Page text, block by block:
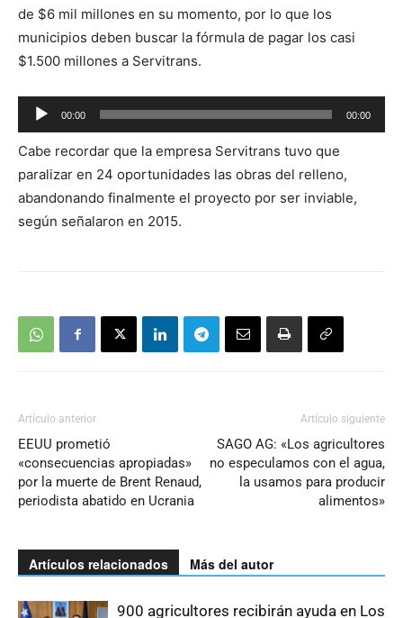
de $6 mil millones en su momento, por lo que los
municipios deben buscar la fórmula de pagar los casi
$1.500 millones a Servitrans.
Reproductor
de
audio
00:00 00:00
Cabe recordar que la empresa Servitrans tuvo que
paralizar en 24 oportunidades las obras del relleno,
abandonando finalmente el proyecto por ser inviable,
según señalaron en 2015.
Artículo anterior
EEUU prometió
«consecuencias apropiadas»
por la muerte de Brent Renaud,
periodista abatido en Ucrania
Artículo siguiente
SAGO AG: «Los agricultores
no especulamos con el agua,
la usamos para producir
alimentos»
Artículos relacionados Más del autor
900 agricultores recibirán ayuda en Los